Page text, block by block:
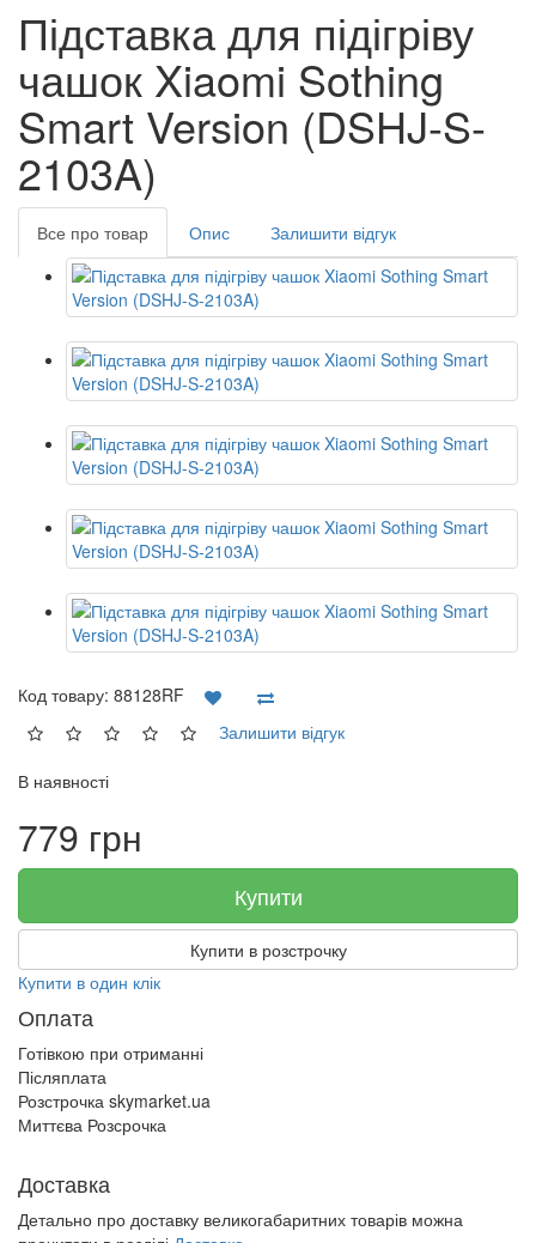
Підставка для підігріву
чашок Xiaomi Sothing
Smart Version (DSHJ-S-
2103A)
Все про товар Опис Залишити відгук
Код товару: 88128RF
Залишити відгук
В наявності
779 грн
Купити
Купити в розстрочку
Купити в один клік
Оплата
Готівкою при отриманні
Післяплата
Розстрочка skymarket.ua
Миттєва Розсрочка
Доставка
Детально про доставку великогабаритних товарів можна